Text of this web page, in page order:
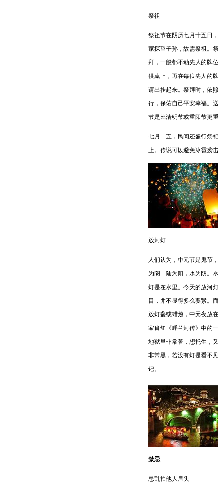
祭祖
祭祖节在阴历七月十五日
家探望子孙，故需祭祖。
拜，一般都不动先人的牌
供桌上，再在每位先人的
请出挂起来。祭拜时，依
行，保佑自己平安幸福。
节是比清明节或重阳节更
七月十五，民间还盛行祭
上。传说可以避免冰雹袭
放河灯
人们认为，中元节是鬼节
为阴；陆为阳，水为阴。
灯是在水里。今天的放河
目，并不显得多么要紧。
放灯盏或蜡烛，中元夜放
家肖红《呼兰河传》中的
地狱里非常苦，想托生，
非常黑，若没有灯是看不
记。
禁忌
忌乱拍他人肩头